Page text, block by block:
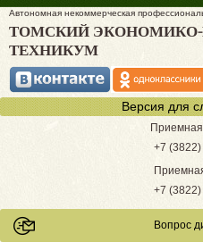
Автономная некоммерческая
ТОМСКИЙ
ТЕХНИКУМ
Версия для
+7 (3822)
+7 (3822)
Вопрос